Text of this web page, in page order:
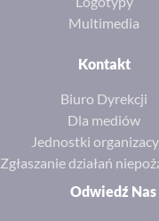
Multimedia
Kontakt
Biuro Dyrekcji
Dla mediów
Jednostki
Zgłaszanie działań
Odwiedź Nas